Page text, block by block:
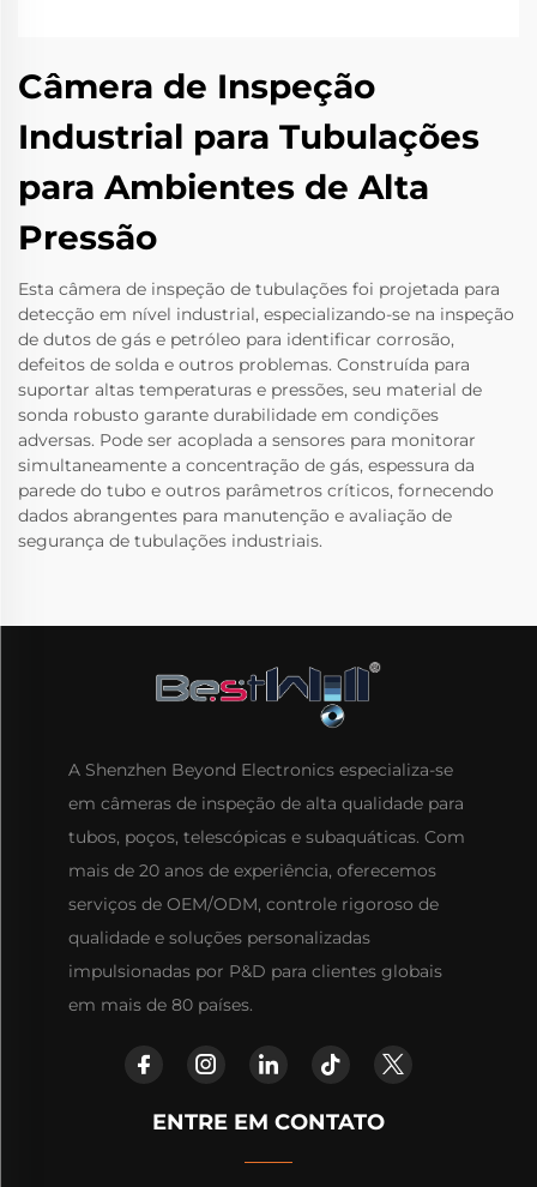
Câmera de Inspeção
Industrial para Tubulações
para Ambientes de Alta
Pressão
Esta câmera de inspeção de tubulações foi projetada para
detecção em nível industrial, especializando-se na inspeção
de dutos de gás e petróleo para identificar corrosão,
defeitos de solda e outros problemas. Construída para
suportar altas temperaturas e pressões, seu material de
sonda robusto garante durabilidade em condições
adversas. Pode ser acoplada a sensores para monitorar
simultaneamente a concentração de gás, espessura da
parede do tubo e outros parâmetros críticos, fornecendo
dados abrangentes para manutenção e avaliação de
segurança de tubulações industriais.
A Shenzhen Beyond Electronics especializa-se
em câmeras de inspeção de alta qualidade para
tubos, poços, telescópicas e subaquáticas. Com
mais de 20 anos de experiência, oferecemos
serviços de OEM/ODM, controle rigoroso de
qualidade e soluções personalizadas
impulsionadas por P&D para clientes globais
em mais de 80 países.
ENTRE EM CONTATO